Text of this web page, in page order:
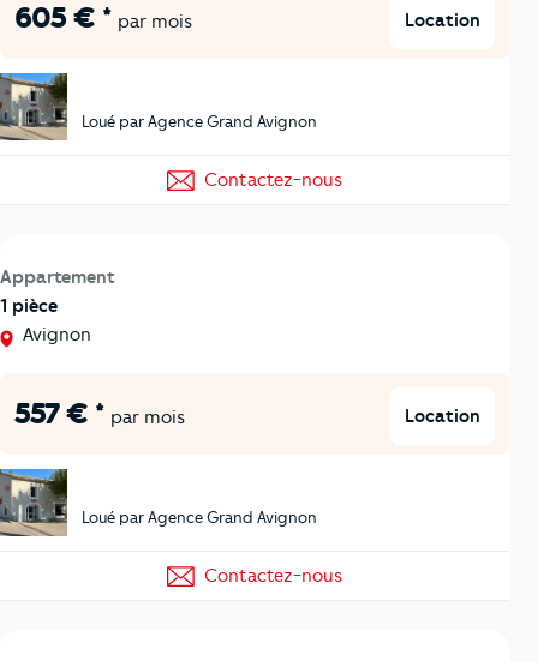
605 € * par mois Location
Loué par Agence Grand Avignon
Contactez-nous
Appartement
1 pièce
Avignon
557 € * par mois Location
Loué par Agence Grand Avignon
Contactez-nous